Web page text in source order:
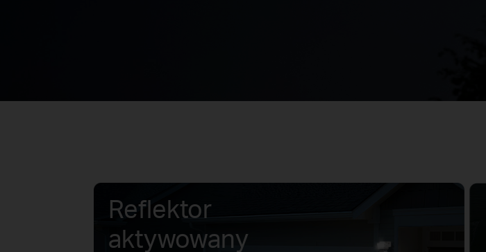
Reflektor
aktywowany